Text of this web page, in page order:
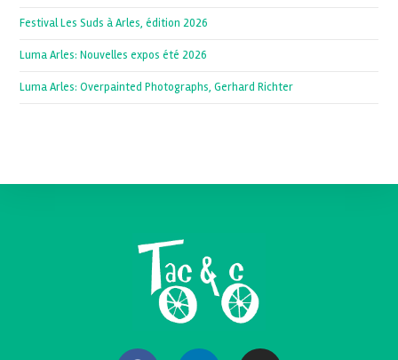
Festival Les Suds à Arles, édition 2026
Luma Arles: Nouvelles expos été 2026
Luma Arles: Overpainted Photographs, Gerhard Richter